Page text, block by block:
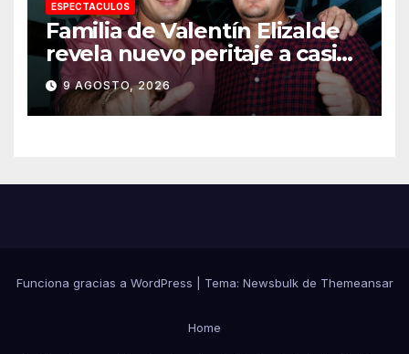
ESPECTACULOS
Familia de Valentín Elizalde
revela nuevo peritaje a casi
20 años de su homîcîdîo
9 AGOSTO, 2026
Funciona gracias a WordPress Tema: Newsbulkde Themeansar
Home